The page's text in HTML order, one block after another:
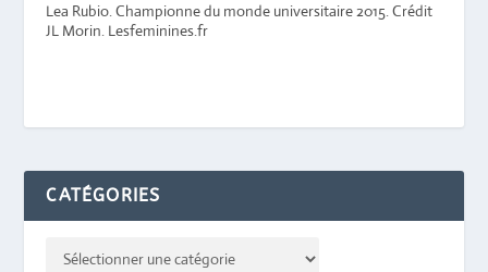
Lea Rubio. Championne du monde universitaire 2015. Crédit
JL Morin. Lesfeminines.fr
CATÉGORIES